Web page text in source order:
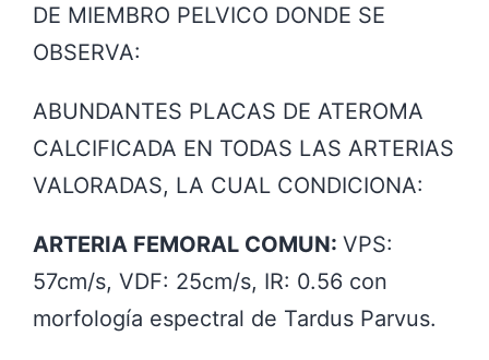
DE MIEMBRO PELVICO DONDE SE
OBSERVA:
ABUNDANTES PLACAS DE ATEROMA
CALCIFICADA EN TODAS LAS ARTERIAS
VALORADAS, LA CUAL CONDICIONA:
ARTERIA FEMORAL COMUN: VPS:
57cm/s, VDF: 25cm/s, IR: 0.56 con
morfología espectral de Tardus Parvus.